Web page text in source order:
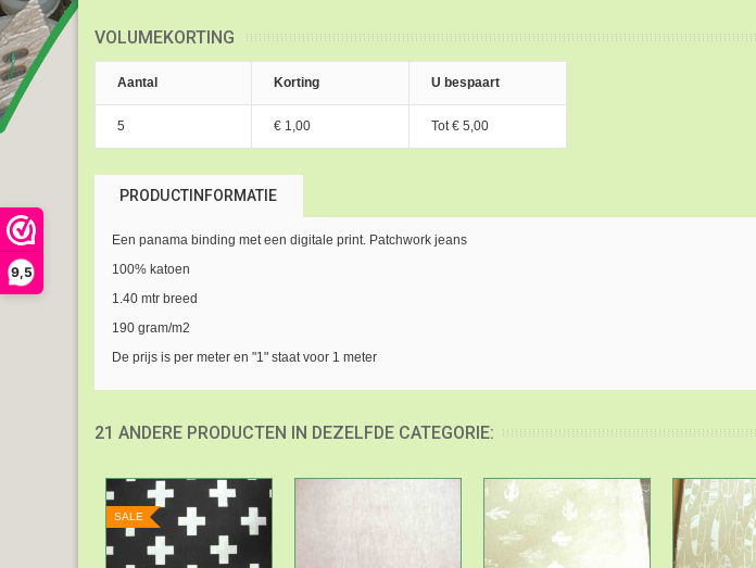
9,5
VOLUMEKORTING
Aantal Korting U bespaart
5 € 1,00 Tot€ 5,00
PRODUCTINFORMATIE
Een panama binding met een digitale print. Patchwork jeans
100% katoen
1.40 mtr breed
190 gram/m2
De prijs is per meter en "1" staat voor 1 meter
21 ANDERE PRODUCTEN IN DEZELFDE CATEGORIE:
SALE